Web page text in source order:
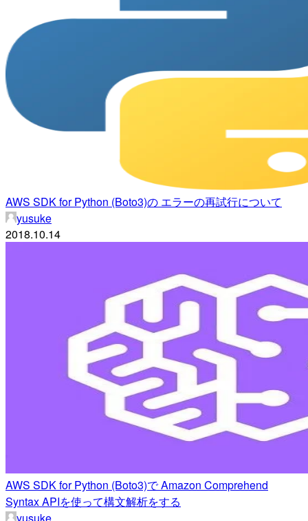
AWS SDK for Python (Boto3)の エラーの再試行について
yusuke
2018.10.14
AWS SDK for Python (Boto3)で Amazon Comprehend
Syntax APIを使って構文解析をする
yusuke